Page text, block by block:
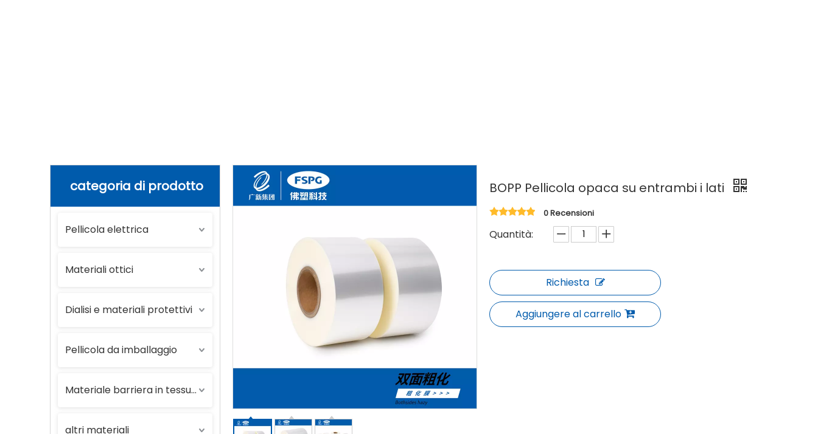
categoria di prodotto
Pellicola elettrica
Materiali ottici
Dialisi e materiali protettivi
Pellicola da imballaggio
Materiale barriera in tessuto plastico
altri materiali
BOPP Pellicola opaca su entrambi i lati
0 Recensioni
Quantità:
Richiesta
Aggiungere al carrello